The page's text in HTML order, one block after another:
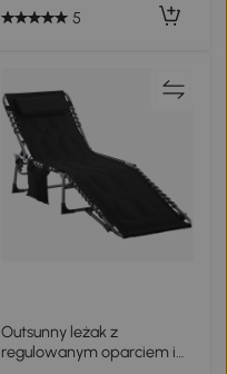
5
Outsunny leżak z
regulowanym oparciem i